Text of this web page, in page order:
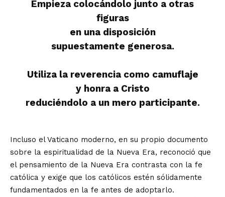
Empieza colocándolo junto a otras
figuras
en una disposición
supuestamente generosa.
Utiliza la reverencia como camuflaje
y honra a Cristo
reduciéndolo a un mero participante.
Incluso el Vaticano moderno, en su propio documento
sobre la espiritualidad de la Nueva Era, reconoció que
el pensamiento de la Nueva Era contrasta con la fe
católica y exige que los católicos estén sólidamente
fundamentados en la fe antes de adoptarlo.